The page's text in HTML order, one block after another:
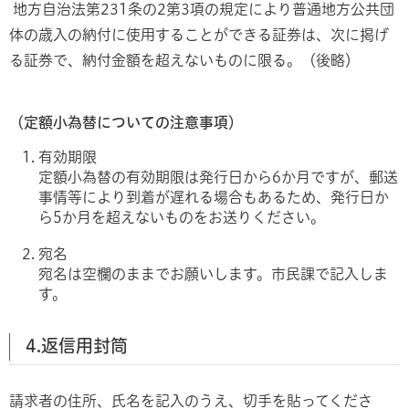
地方自治法第231条の2第3項の規定により普通地方公共団
体の歳入の納付に使用することができる証券は、次に掲げ
る証券で、納付金額を超えないものに限る。（後略）
（定額小為替についての注意事項）
有効期限
定額小為替の有効期限は発行日から6か月ですが、郵送
事情等により到着が遅れる場合もあるため、発行日か
ら5か月を超えないものをお送りください。
宛名
宛名は空欄のままでお願いします。市民課で記入しま
す。
4.返信用封筒
請求者の住所、氏名を記入のうえ、切手を貼ってくださ